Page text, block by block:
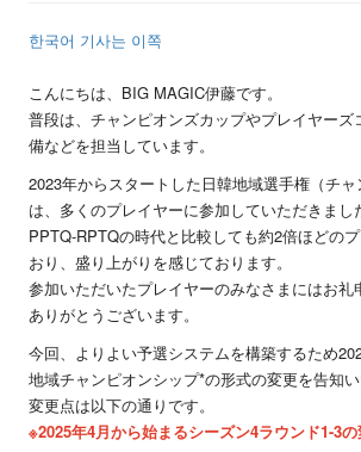
한국어 기사는 이쪽
こんにちは、BIG MAGIC伊藤です。
普段は、チャンピオンズカップやプレイヤーズ
備などを担当しています。
2023年からスタートした日韓地域選手権（チャ
は、多くのプレイヤーに参加していただきまし
PPTQ-RPTQの時代と比較しても約2倍ほどの
おり、盛り上がりを感じております。
参加いただいたプレイヤーのみなさまにはお礼
ありがとうございます。
今回、よりよい予選システムを構築するため
地域チャンピオンシップ*の形式の変更を告知い
変更点は以下の通りです。
※2025年4月から始まるシーズン4ラウンド1-3の